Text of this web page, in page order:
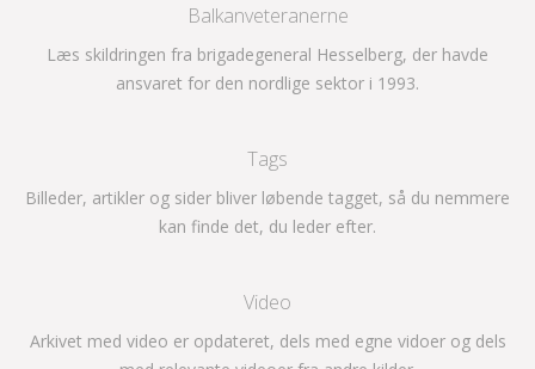
Balkanveteranerne
Læs skildringen fra brigadegeneral Hesselberg, der havde
ansvaret for den nordlige sektor i 1993.
Tags
Billeder, artikler og sider bliver løbende tagget, så du nemmere
kan finde det, du leder efter.
Video
Arkivet med video er opdateret, dels med egne vidoer og dels